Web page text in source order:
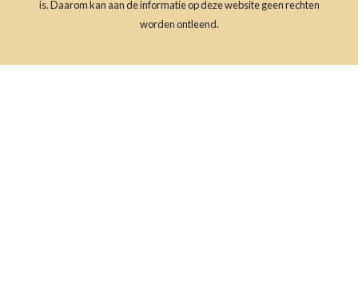
is. Daarom kan aan de informatie op deze website geen rechten
worden ontleend.